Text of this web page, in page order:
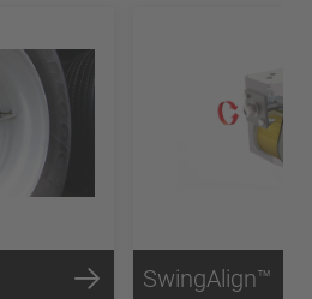
SwingAlign™